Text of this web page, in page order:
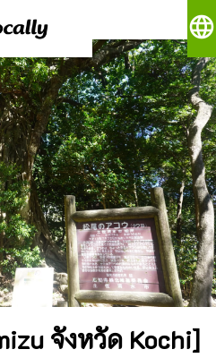
language
จังหวัด Kochi]